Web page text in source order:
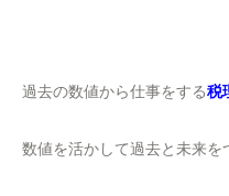
過去の数値から仕事をする税
数値を活かして過去と未来を